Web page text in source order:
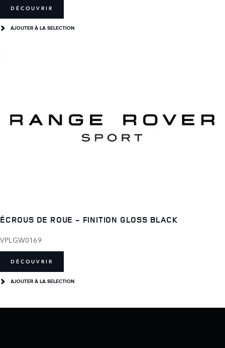
DÉCOUVRIR
AJOUTER À LA SELECTION
ÉCROUS DE ROUE - FINITION GLOSS BLACK
VPLGW0169
DÉCOUVRIR
AJOUTER À LA SELECTION